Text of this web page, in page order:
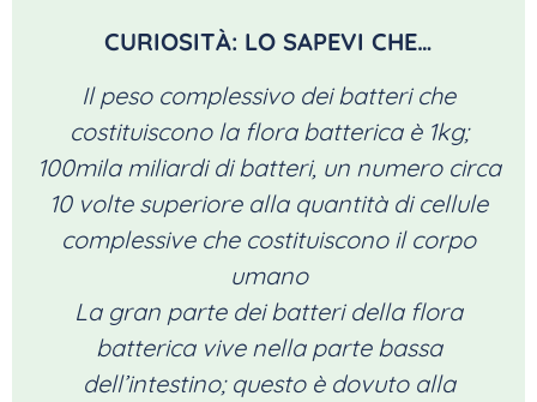
CURIOSITÀ: LO SAPEVI CHE…
Il peso complessivo dei batteri che
costituiscono la flora batterica è 1kg;
100mila miliardi di batteri, un numero circa
10 volte superiore alla quantità di cellule
complessive che costituiscono il corpo
umano
La gran parte dei batteri della flora
batterica vive nella parte bassa
dell’intestino; questo è dovuto alla